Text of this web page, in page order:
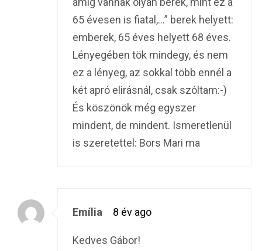
65 évesen is fiatal,…” berek helyett:
emberek, 65 éves helyett 68 éves.
Lényegében tök mindegy, és nem
ez a lényeg, az sokkal több ennél a
két apró elirásnál, csak szóltam:-)
És köszönök még egyszer
mindent, de mindent. Ismeretlenül
is szeretettel: Bors Mari ma
Emília 8 év ago
Kedves Gábor!